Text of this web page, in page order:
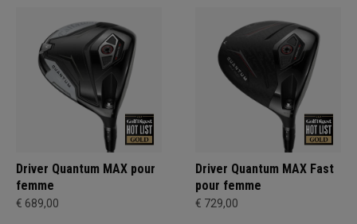
Driver Quantum MAX pour
femme
€ 689,00
Driver Quantum MAX Fast
pour femme
€ 729,00